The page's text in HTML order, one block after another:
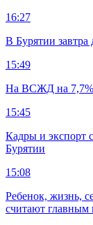
16:27
В Бурятии
15:49
На ВСЖД на 7,7%
15:45
Кадры и экспорт
Бурятии
15:08
Ребенок, жизнь,
считают главным